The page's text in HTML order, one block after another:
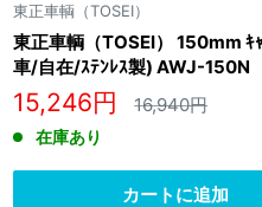
東正車輌（TOSEI）
東正車輌（TOSEI） 150mm ｷ
車/自在/ｽﾃﾝﾚｽ製) AWJ-150N
販
売
価
格
15,246円 通
16,940円
在庫あり
カートに追加